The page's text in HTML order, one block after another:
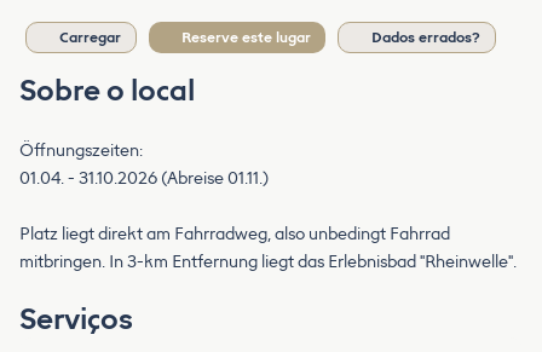
Carregar Reserve este lugar Dados errados?
Sobre o local
Öffnungszeiten:
01.04. - 31.10.2026 (Abreise 01.11.)
Platz liegt direkt am Fahrradweg, also unbedingt Fahrrad
mitbringen. In 3-km Entfernung liegt das Erlebnisbad "Rheinwelle".
Serviços